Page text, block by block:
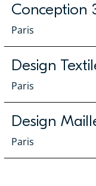
Conception
Paris
Design
Paris
Design
Paris